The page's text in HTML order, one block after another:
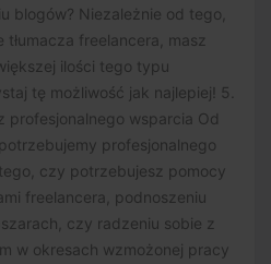
blogów? Niezależnie od tego,
freelancera, masz
ilości tego typu
tę możliwość jak najlepiej! 5.
profesjonalnego wsparcia Od
profesjonalnego
czy potrzebujesz pomocy
freelancera, podnoszeniu
czy radzeniu sobie z
w okresach wzmożonej pracy